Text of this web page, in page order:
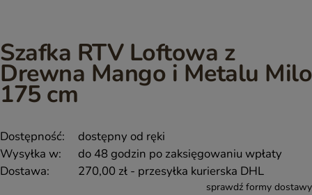
Szafka RTV Loftowa z
Drewna Mango i Metalu Milo
175 cm
Dostępność:
dostępny od ręki
Wysyłka w:
do 48 godzin po zaksięgowaniu wpłaty
Dostawa:
270,00 zł - przesyłka kurierska DHL
sprawdź formy dostawy